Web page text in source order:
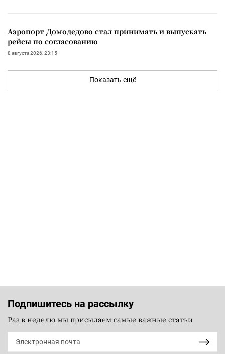
Аэропорт Домодедово стал принимать и выпускать
рейсы по согласованию
8 августа 2026, 23:15
Показать ещё
Подпишитесь на рассылку
Раз в неделю мы присылаем самые важные статьи